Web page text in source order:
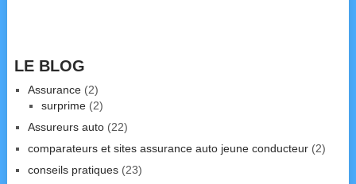
LE BLOG
Assurance(2)
surprime(2)
Assureurs auto(22)
comparateurs et sites assurance auto jeune conducteur(2)
conseils pratiques(23)